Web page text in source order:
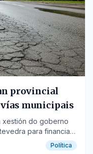
provincial
municipais
xestión do goberno
para financiar
Política